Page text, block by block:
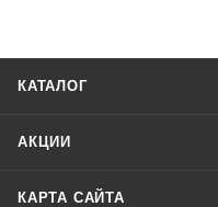
КАТАЛОГ
АКЦИИ
КАРТА САЙТА